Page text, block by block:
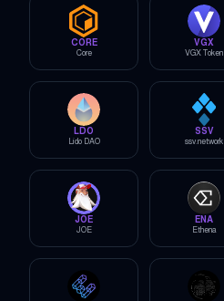
CORE
Core
VGX
VGX Token
LDO
Lido DAO
SSV
ssv.network
JOE
JOE
ENA
Ethena